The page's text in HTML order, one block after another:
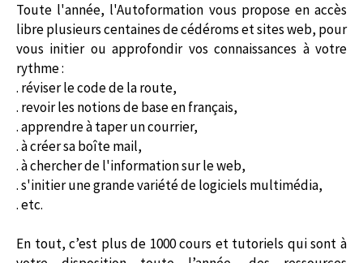
Toute l'année, l'Autoformation vous propose en accès
libre plusieurs centaines de cédéroms et sites web, pour
vous initier ou approfondir vos connaissances à votre
rythme :
. réviser le code de la route,
. revoir les notions de base en français,
. apprendre à taper un courrier,
. à créer sa boîte mail,
. à chercher de l'information sur le web,
. s'initier une grande variété de logiciels multimédia,
. etc.
En tout, c’est plus de 1000 cours et tutoriels qui sont à